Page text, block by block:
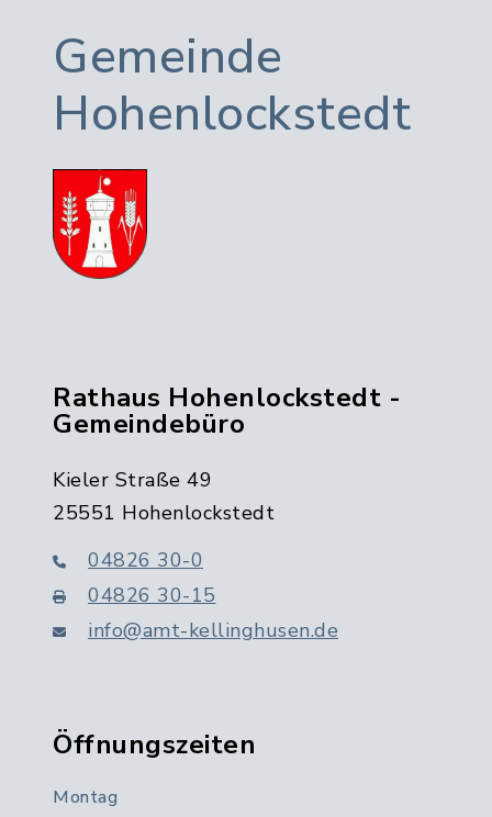
Gemeinde
Hohenlockstedt
Rathaus Hohenlockstedt -
Gemeindebüro
Kieler Straße 49
25551 Hohenlockstedt
04826 30-0
04826 30-15
info@amt-kellinghusen.de
Öffnungszeiten
Montag